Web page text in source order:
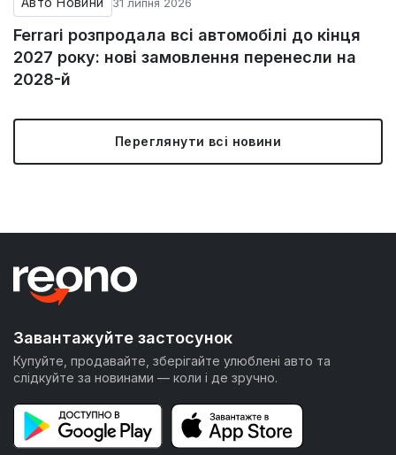
Ferrari розпродала всі автомобілі до кінця
2027 року: нові замовлення перенесли на
2028-й
Переглянути всі новини
Завантажуйте застосунок
Купуйте, продавайте, зберігайте улюблені авто та
слідкуйте за новинами — коли і де зручно.